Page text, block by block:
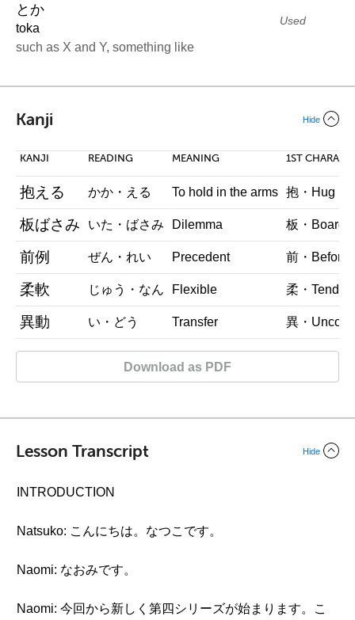
とか
toka
such as X and Y, something like
Used
Kanji Hide
KANJI READING MEANING 1ST
抱える かか・える To hold in the arms 抱・Hug
板ばさみ いた・ばさみ Dilemma 板・Board
前例 ぜん・れい Precedent 前・Before
柔軟 じゅう・なん Flexible 柔・Tender
異動 い・どう Transfer 異・
Download as PDF
Lesson Transcript Hide
INTRODUCTION
Natsuko: こんにちは。なつこです。
Naomi: なおみです。
Naomi: 今回から新しく第四シリーズが始まります。こ